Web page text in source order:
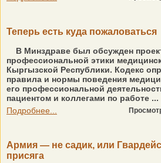
Теперь есть куда пожаловаться
В Минздраве был обсужден
профессиональной этики
Кыргызской Республики. Кодекс
правила и нормы поведения
его профессиональной
пациентом и коллегами по работе ...
Подробнее...
Армия — не садик, или
присяга